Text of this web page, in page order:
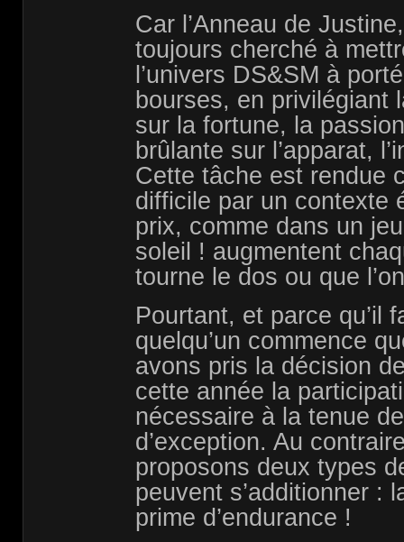
Car l’Anneau de
toujours cherché à
l’univers DS&SM à
bourses, en
sur la fortune, la
brûlante sur l’apparat,
Cette tâche est rendue
difficile par un contexte
prix, comme dans un
soleil ! augmentent
tourne le dos ou que
Pourtant, et parce qu’il
quelqu’un commence
avons pris la décision
cette année la
nécessaire à la tenue
d’exception. Au
proposons deux types
peuvent s’additionner :
prime d’endurance !